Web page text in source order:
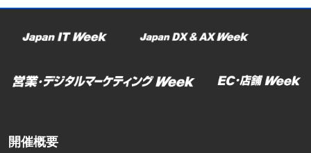
む
開催概要